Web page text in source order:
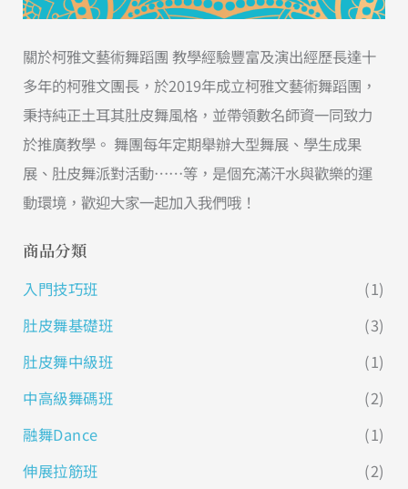
關於柯雅文藝術舞蹈團 教學經驗豐富及演出經歷長達十
多年的柯雅文團長，於2019年成立柯雅文藝術舞蹈團，
秉持純正土耳其肚皮舞風格，並帶領數名師資一同致力
於推廣教學。 舞團每年定期舉辦大型舞展、學生成果
展、肚皮舞派對活動……等，是個充滿汗水與歡樂的運
動環境，歡迎大家一起加入我們哦！
商品分類
入門技巧班
(1)
肚皮舞基礎班
(3)
肚皮舞中級班
(1)
中高級舞碼班
(2)
融舞Dance
(1)
伸展拉筋班
(2)